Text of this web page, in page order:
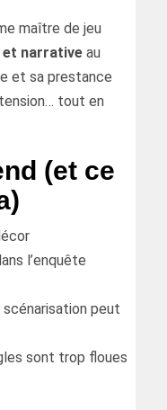
maître de jeu
narrative au
et sa prestance
tout en
(et ce
l’enquête
peut
sont trop floues